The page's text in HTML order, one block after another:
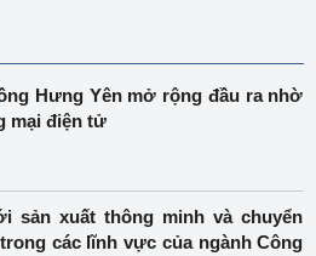
Hưng Yên mở rộng đầu ra nhờ
mại điện tử
sản xuất thông minh và chuyển
các lĩnh vực của ngành Công